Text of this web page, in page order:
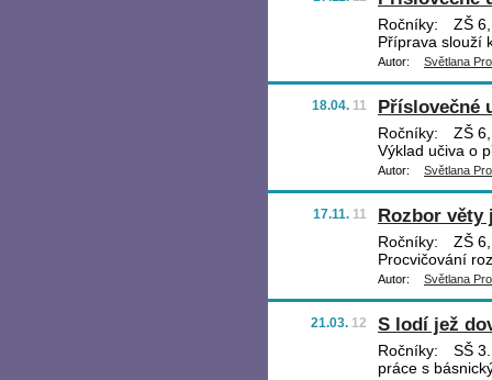
Ročníky:
ZŠ
Příprava slouží
Autor: Světlana
18.04. 11 Příslovečné
Ročníky:
ZŠ
Výklad učiva o
Autor: Světlana
17.11. 11 Rozbor věty
Ročníky:
ZŠ
Procvičování
Autor: Světlana
21.03. 12 S lodí jež
Ročníky:
SŠ
práce s